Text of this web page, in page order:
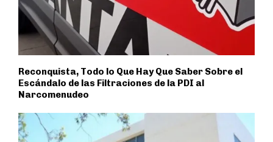
Reconquista, Todo lo Que Hay Que Saber Sobre el
Escándalo de las Filtraciones de la PDI al
Narcomenudeo